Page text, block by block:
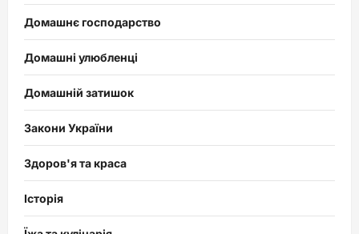
Домашнє господарство
Домашні улюбленці
Домашній затишок
Закони України
Здоров'я та краса
Історія